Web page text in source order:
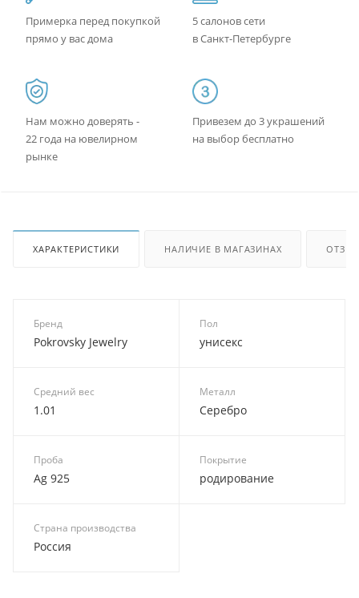
Примерка перед покупкой
прямо у вас дома
5 салонов сети
в Санкт-Петербурге
Нам можно доверять -
22 года на ювелирном
рынке
Привезем до 3 украшений
на выбор бесплатно
ХАРАКТЕРИСТИКИ НАЛИЧИЕ В МАГАЗИНАХ
Бренд
Pokrovsky Jewelry
Пол
унисекс
Средний вес
1.01
Металл
Серебро
Проба
Ag 925
Покрытие
родирование
Страна производства
Россия